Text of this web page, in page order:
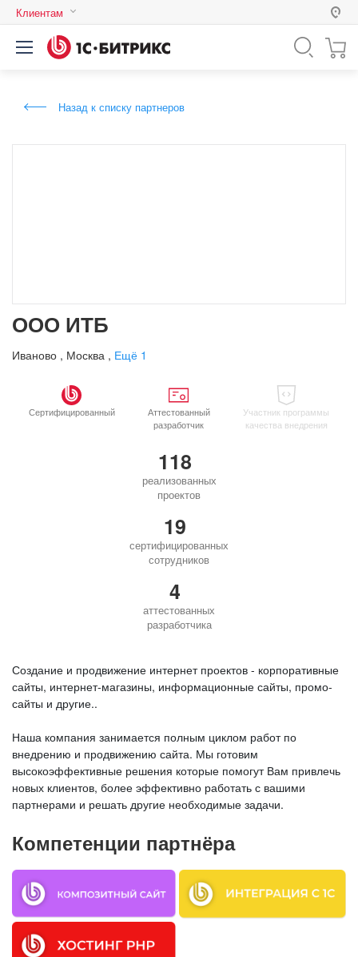
Клиентам
Россия
Назад к списку партнеров
ООО ИТБ
Иваново , Москва , Ещё 1
Сертифицированный
Аттестованный
разработчик
Участник программы
качества внедрения
118
реализованных
проектов
19
сертифицированных
сотрудников
4
аттестованных
разработчика
Создание и продвижение интернет проектов - корпоративные
сайты, интернет-магазины, информационные сайты, промо-
сайты и другие..
Наша компания занимается полным циклом работ по
внедрению и продвижению сайта. Мы готовим
высокоэффективные решения которые помогут Вам привлечь
новых клиентов, более эффективно работать с вашими
партнерами и решать другие необходимые задачи.
Компетенции партнёра